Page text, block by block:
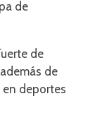
de
de
de
deportes